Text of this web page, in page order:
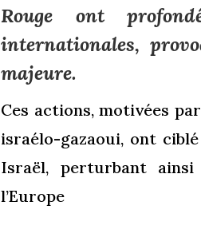
Rouge ont
internationales,
majeure.
Ces actions, motivées
israélo-gazaoui, ont
Israël, perturbant
l’Europe